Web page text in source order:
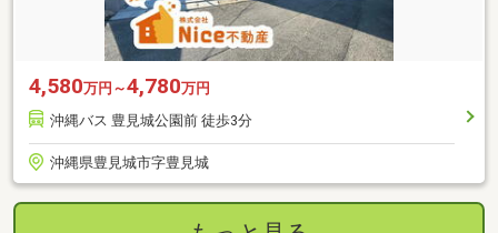
4,580万円～4,780万円
沖縄バス 豊見城公園前 徒歩3分
沖縄県豊見城市字豊見城